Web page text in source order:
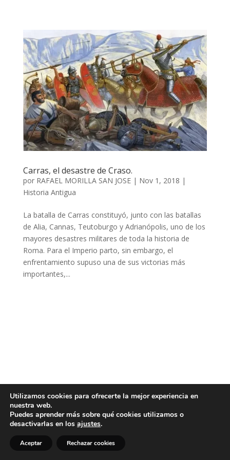
Carras, el desastre de Craso.
por RAFAEL MORILLA SAN JOSE| Nov 1, 2018 |
Historia Antigua
La batalla de Carras constituyó, junto con las batallas
de Alia, Cannas, Teutoburgo y Adrianópolis, uno de los
mayores desastres militares de toda la historia de
Roma. Para el Imperio parto, sin embargo, el
enfrentamiento supuso una de sus victorias más
importantes,...
Utilizamos cookies para ofrecerte la mejor experiencia en
nuestra web.
Puedes aprender más sobre qué cookies utilizamos o
desactivarlas en los ajustes.
Aceptar Rechazar cookies